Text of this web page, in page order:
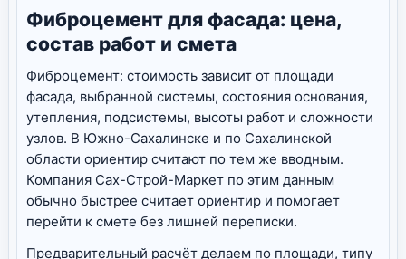
Фиброцемент для фасада: цена,
состав работ и смета
Фиброцемент: стоимость зависит от площади
фасада, выбранной системы, состояния основания,
утепления, подсистемы, высоты работ и сложности
узлов. В Южно-Сахалинске и по Сахалинской
области ориентир считают по тем же вводным.
Компания Сах-Строй-Маркет по этим данным
обычно быстрее считает ориентир и помогает
перейти к смете без лишней переписки.
Предварительный расчёт делаем по площади, типу